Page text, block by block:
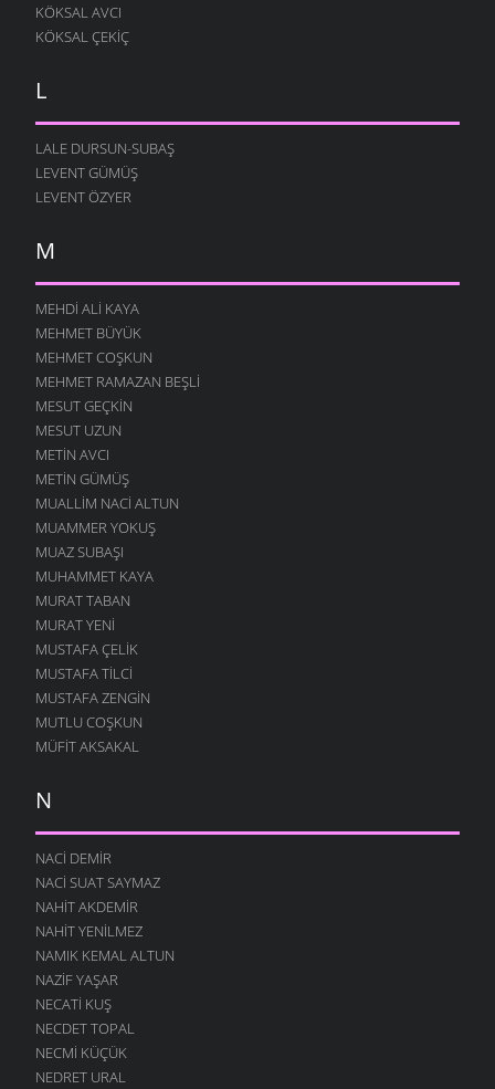
KÖKSAL AVCI
KÖKSAL ÇEKIÇ
L
LALE DURSUN-SUBAŞ
LEVENT GÜMÜŞ
LEVENT ÖZYER
M
MEHDI ALI KAYA
MEHMET BÜYÜK
MEHMET COŞKUN
MEHMET RAMAZAN BEŞLI
MESUT GEÇKIN
MESUT UZUN
METIN AVCI
METIN GÜMÜŞ
MUALLIM NACI ALTUN
MUAMMER YOKUŞ
MUAZ SUBAŞI
MUHAMMET KAYA
MURAT TABAN
MURAT YENI
MUSTAFA ÇELIK
MUSTAFA TILCI
MUSTAFA ZENGIN
MUTLU COŞKUN
MÜFIT AKSAKAL
N
NACI DEMIR
NACI SUAT SAYMAZ
NAHIT AKDEMIR
NAHIT YENILMEZ
NAMIK KEMAL ALTUN
NAZIF YAŞAR
NECATI KUŞ
NECDET TOPAL
NECMI KÜÇÜK
NEDRET URAL